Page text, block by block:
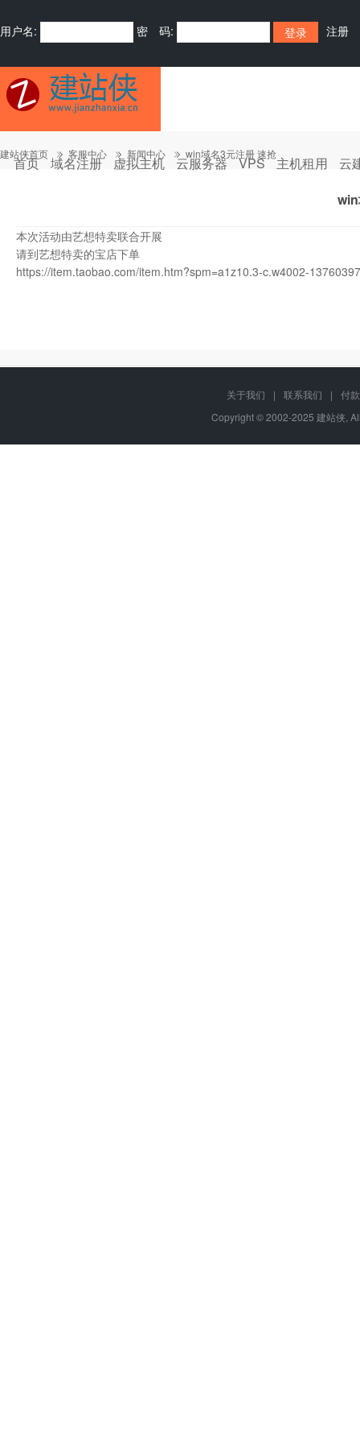
用户名: 密 码: 注册
首页 域名注册 虚拟主机 云服务器 VPS 主机租用 云
建站侠首页 客服中心 新闻中心 win域名3元注册 速抢
本次活动由艺想特卖联合开展
请到艺想特卖的宝店下单
https://item.taobao.com/item.htm?spm=a1z10.3-c.w4002-
关于我们 | 联系我们 |
付
Copyright © 2002-2025 建站侠,